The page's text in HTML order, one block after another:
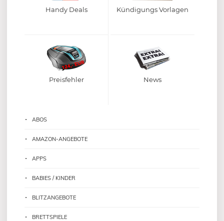
Handy Deals Kündigungs Vorlagen
Preisfehler News
ABOS
AMAZON-ANGEBOTE
APPS
BABIES / KINDER
BLITZANGEBOTE
BRETTSPIELE